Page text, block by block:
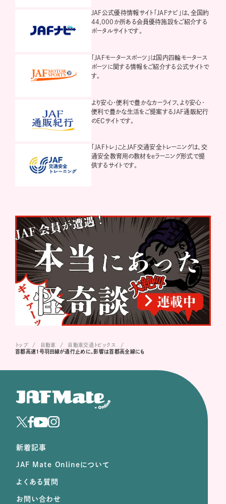
JAF公式優待情報サイト「JAFナビ」は、全国約
44,000か所ある会員優待施設をご紹介する
ポータルサイトです。
「JAFモータースポーツ」は国内四輪モータース
ポーツに関する情報をご紹介する公式サイトで
す。
より安心・便利で豊かなカーライフ、より安心・
便利で豊かな生活をご提案するJAF通販紀行
のECサイトです。
「JAFトレ」ことJAF交通安全トレーニングは、交
通安全教育用の教材をeラーニング形式で提
供するサイトです。
トップ 自動車
自動車交通トピックス
首都高速1号羽田線が通行止めに。影響は首都高全線にも
新着記事
JAF Mate Onlineについて
よくある質問
お問い合わせ